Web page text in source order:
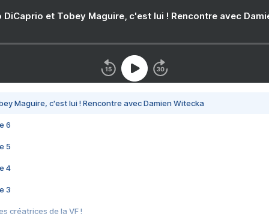
DiCaprio et Tobey Maguire, c'est lui ! Rencontre avec
Maguire, c'est lui ! Rencontre avec Damien Witecka
6
5
4
3
créatrices de la VF !